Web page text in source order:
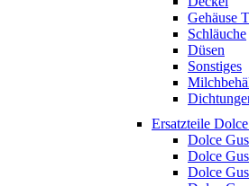
Gehäuse
Schläuche
Düsen
Sonstiges
Ersatzteile
Dolce
Dolce
Dolce